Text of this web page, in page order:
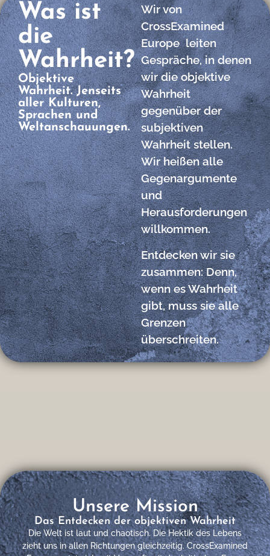
Was ist
die
Wahrheit?
Objektive
Wahrheit. Jenseits
aller Kulturen,
Sprachen und
Weltanschauungen.
Wir von
CrossExamined
Europe leiten
Gespräche, in denen
wir die objektive
Wahrheit
gegenüber der
subjektiven
Wahrheit stellen.
Wir heißen alle
Gegenargumente
und
Herausforderungen
willkommen.
Entdecken wir sie
zusammen: Denn,
wenn es Wahrheit
gibt, muss sie alle
Grenzen
überschreiten.
Unsere Mission
Das Entdecken der objektiven Wahrheit
Die Welt ist laut und chaotisch. Die Hektik des Lebens
zieht uns in allen Richtungen gleichzeitig. CrossExamined